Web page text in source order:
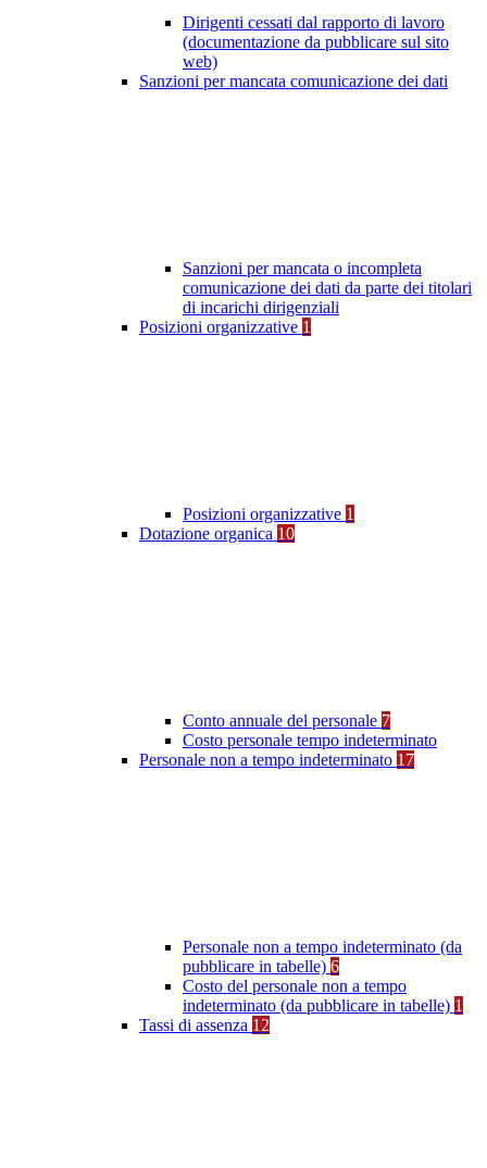
Dirigenti cessati dal rapporto di lavoro
(documentazione da pubblicare sul sito
web)
Sanzioni per mancata comunicazione dei dati
Sanzioni per mancata o incompleta
comunicazione dei dati da parte dei titolari
di incarichi dirigenziali
Posizioni organizzative 1
Posizioni organizzative 1
Dotazione organica 10
Conto annuale del personale 7
Costo personale tempo indeterminato
Personale non a tempo indeterminato 17
Personale non a tempo indeterminato (da
pubblicare in tabelle) 6
Costo del personale non a tempo
indeterminato (da pubblicare in tabelle) 1
Tassi di assenza 12